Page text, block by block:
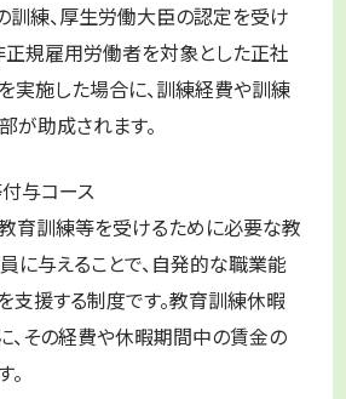
訓練、厚生労働大臣の認定を受け
正規雇用労働者を対象とした正社
実施した場合に、訓練経費や訓練
が助成されます。
与コース
育訓練等を受けるために必要な教
に与えることで、自発的な職業能
支援する制度です。教育訓練休暇
、その経費や休暇期間中の賃金の